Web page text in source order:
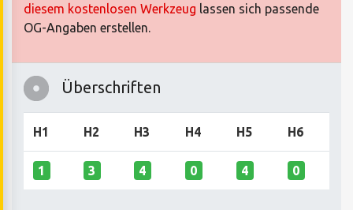
diesem kostenlosen Werkzeug lassen sich passende
OG-Angaben erstellen.
Überschriften
H1 H2 H3 H4 H5 H6
1 3 4 0 4 0